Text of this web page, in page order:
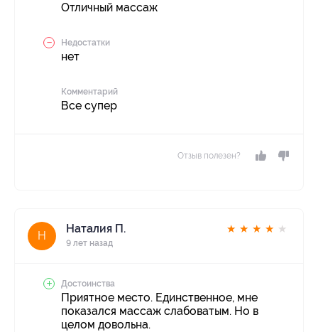
Отличный массаж
Недостатки
нет
Комментарий
Все супер
Отзыв полезен?
Н
Наталия П.
9 лет назад
★ ★ ★ ★ ★
Достоинства
Приятное место. Единственное, мне
показался массаж слабоватым. Но в
целом довольна.